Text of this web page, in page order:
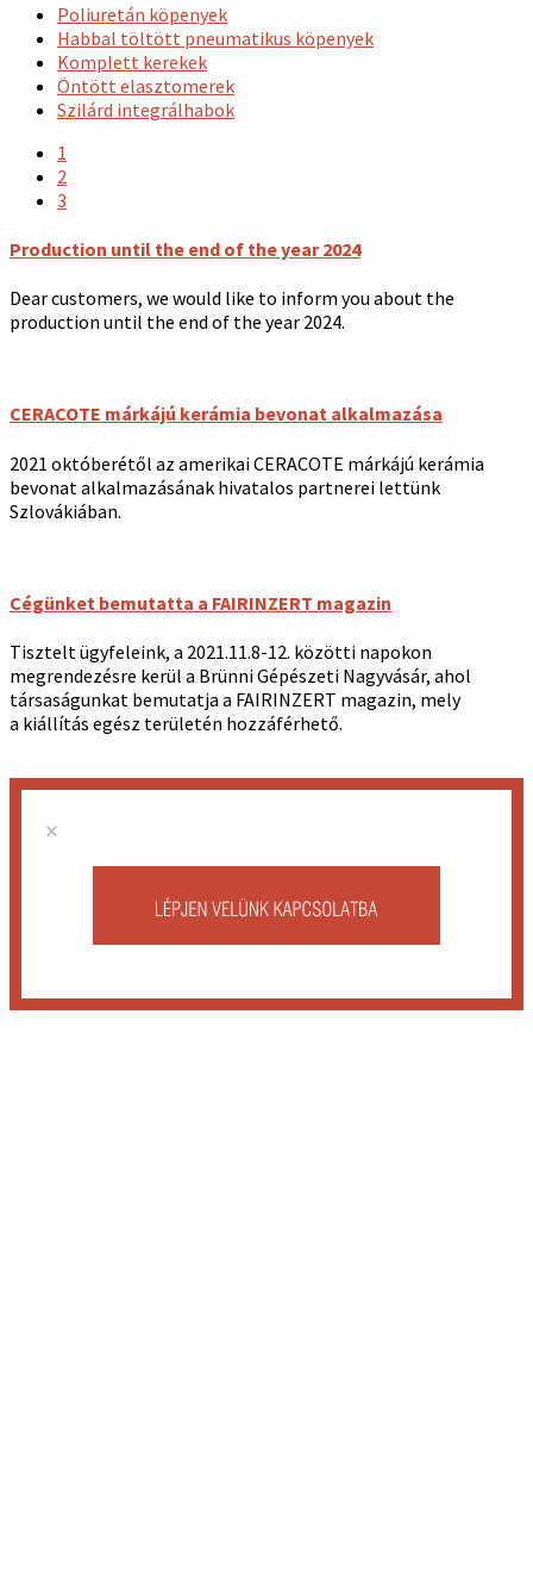
Poliuretán köpenyek
Habbal töltött pneumatikus köpenyek
Komplett kerekek
Öntött elasztomerek
Szilárd integrálhabok
1
2
3
Production until the end of the year 2024
Dear customers, we would like to inform you about the
production until the end of the year 2024.
CERACOTE márkájú kerámia bevonat alkalmazása
2021 októberétől az amerikai CERACOTE márkájú kerámia
bevonat alkalmazásának hivatalos partnerei lettünk
Szlovákiában.
Cégünket bemutatta a FAIRINZERT magazin
Tisztelt ügyfeleink, a 2021.11.8-12. közötti napokon
megrendezésre kerül a Brünni Gépészeti Nagyvásár, ahol
társaságunkat bemutatja a FAIRINZERT magazin, mely
a kiállítás egész területén hozzáférhető.
×